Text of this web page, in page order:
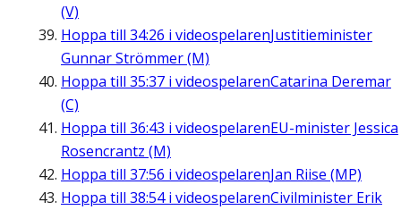
(V)
Hoppa till 34:26 i videospelarenJustitieminister
Gunnar Strömmer (M)
Hoppa till 35:37 i videospelarenCatarina Deremar
(C)
Hoppa till 36:43 i videospelarenEU-minister Jessica
Rosencrantz (M)
Hoppa till 37:56 i videospelarenJan Riise (MP)
Hoppa till 38:54i videospelarenCivilminister Erik